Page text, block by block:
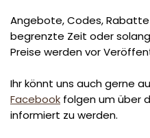
Angebote, Codes,
begrenzte Zeit oder
Preise werden vor
Ihr könnt uns auch gerne
Facebook folgen um über
informiert zu werden.